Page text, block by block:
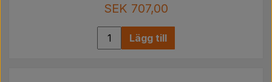
SEK 707,00
Lägg till